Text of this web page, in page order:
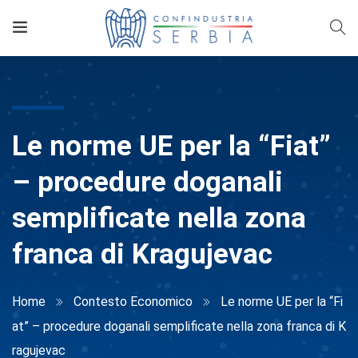
Le norme UE per la “Fiat”
– procedure doganali
semplificate nella zona
franca di Kragujevac
Home Contesto Economico
Le norme UE per la “Fi
at” – procedure doganali semplificate nella zona franca di K
ragujevac